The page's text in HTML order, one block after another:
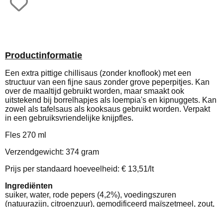
Productinformatie
Een extra pittige chillisaus (zonder knoflook) met een
structuur van een fijne saus zonder grove peperpitjes. Kan
over de maaltijd gebruikt worden, maar smaakt ook
uitstekend bij borrelhapjes als loempia's en kipnuggets. Kan
zowel als tafelsaus als kooksaus gebruikt worden. Verpakt
in een gebruiksvriendelijke knijpfles.
Fles 270 ml
Verzendgewicht: 374 gram
Prijs per standaard hoeveelheid: € 13,51/lt
Ingrediënten
suiker, water, rode pepers (4,2%), voedingszuren
(natuurazijn, citroenzuur), gemodificeerd maïszetmeel, zout,